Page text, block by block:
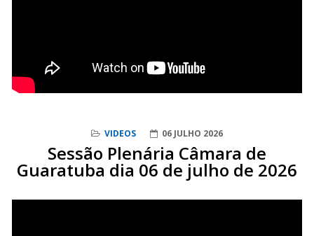
VIDEOS 06 JULHO 2026
Sessão Plenária Câmara de
Guaratuba dia 06 de julho de 2026